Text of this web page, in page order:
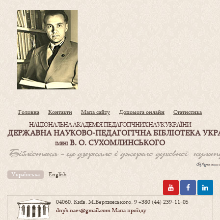
Головна Контакти Мапа сайту Допомога онлайн Статистика
НАЦІОНАЛЬНА АКАДЕМІЯ ПЕДАГОГІЧНИХ НАУК УКРАЇНИ
ДЕРЖАВНА НАУКОВО-ПЕДАГОГІЧНА БІБЛІОТЕКА
ІМЕНІВ. О. СУХОМЛИНСЬКОГО
Українська English
04060, Київ, М.Берлинського, 9+380 (44) 239-11-05
dnpb.naes@gmail.comМапа проїзду